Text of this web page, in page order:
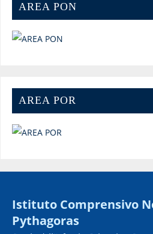
AREA PON
AREA POR
Istituto Comprensivo
Pythagoras